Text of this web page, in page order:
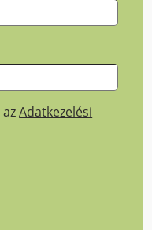
azAdatkezelési